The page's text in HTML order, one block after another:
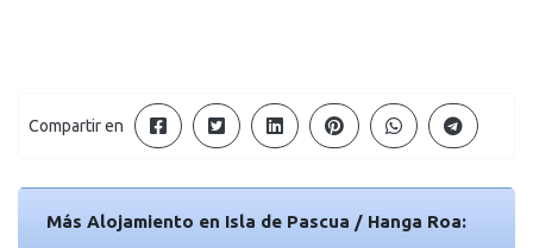
Compartir en
Más Alojamiento en Isla de Pascua / Hanga Roa: